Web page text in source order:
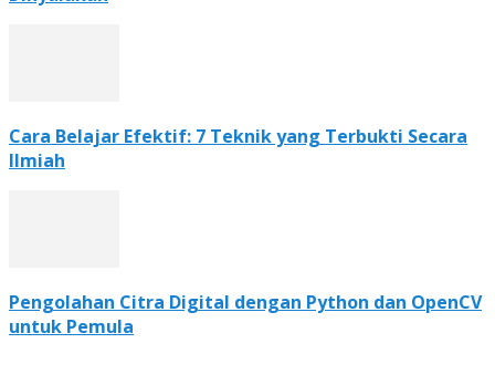
Cara Belajar Efektif: 7 Teknik yang Terbukti Secara
Ilmiah
Pengolahan Citra Digital dengan Python dan OpenCV
untuk Pemula